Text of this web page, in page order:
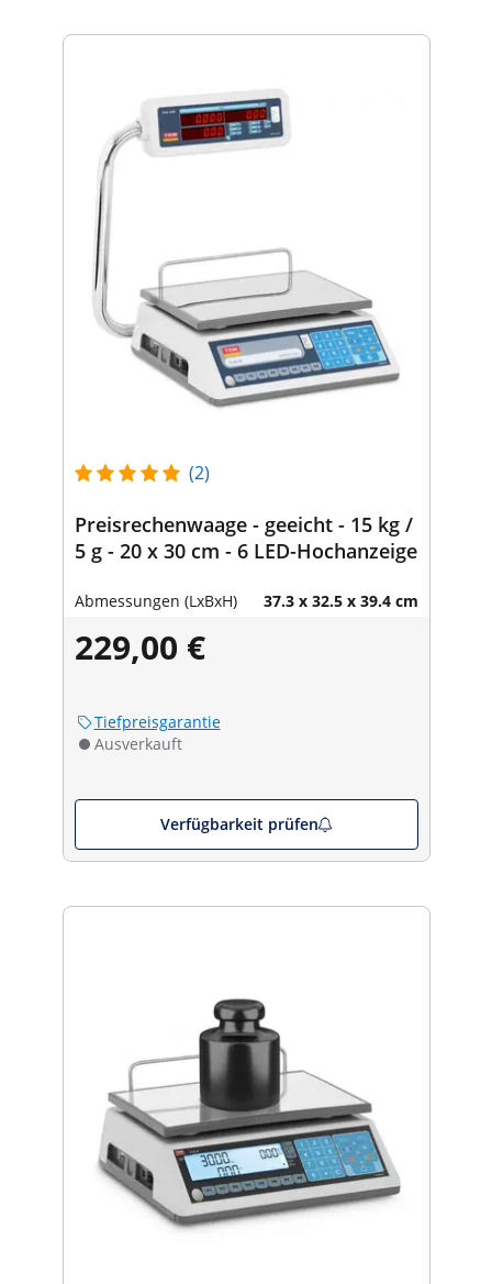
(2)
Preisrechenwaage - geeicht - 15 kg /
5 g - 20 x 30 cm - 6 LED-Hochanzeige
Abmessungen (LxBxH) 37.3 x 32.5 x 39.4 cm
229,00 €
Tiefpreisgarantie
Ausverkauft
Verfügbarkeit prüfen